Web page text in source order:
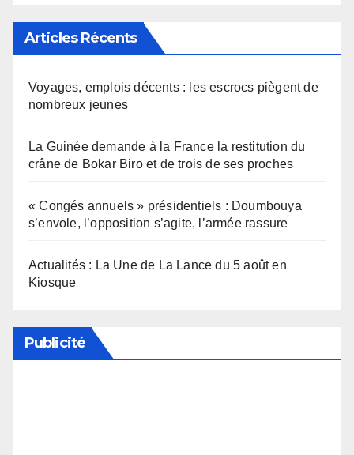
Articles Récents
Voyages, emplois décents : les escrocs piègent de
nombreux jeunes
La Guinée demande à la France la restitution du
crâne de Bokar Biro et de trois de ses proches
« Congés annuels » présidentiels : Doumbouya
s’envole, l’opposition s’agite, l’armée rassure
Actualités : La Une de La Lance du 5 août en
Kiosque
Publicité